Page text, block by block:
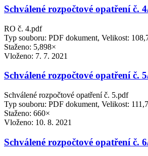
Schválené rozpočtové opatření č.
RO č. 4.pdf
Typ souboru: PDF dokument, Velikost:
Staženo: 5,898×
Vloženo: 7. 7. 2021
Schválené rozpočtové opatření č.
Schválené rozpočtové opatření č. 5.pdf
Typ souboru: PDF dokument, Velikost:
Staženo: 660×
Vloženo: 10. 8. 2021
Schválené rozpočtové opatření č.